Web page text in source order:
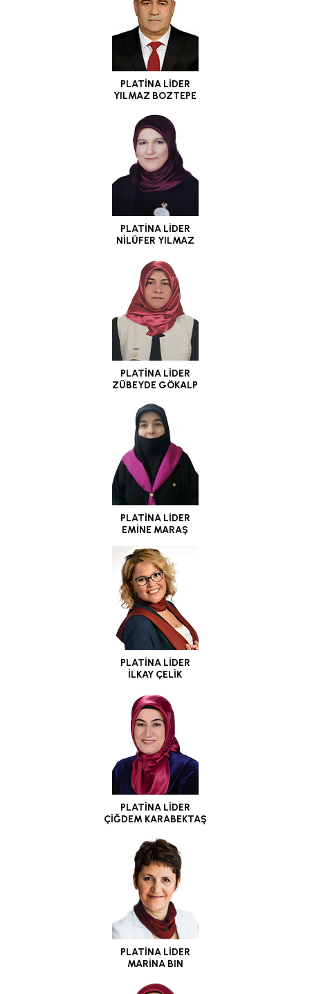
PLATİNA LİDER
YILMAZ BOZTEPE
PLATİNA LİDER
NİLÜFER YILMAZ
PLATİNA LİDER
ZÜBEYDE GÖKALP
PLATİNA LİDER
EMİNE MARAŞ
PLATİNA LİDER
İLKAY ÇELİK
PLATİNA LİDER
ÇİĞDEM KARABEKTAŞ
PLATİNA LİDER
MARİNA BIN